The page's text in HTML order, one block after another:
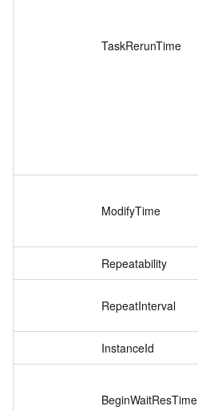
TaskRerunTime
ModifyTime
Repeatability
RepeatInterval
InstanceId
BeginWaitResTime